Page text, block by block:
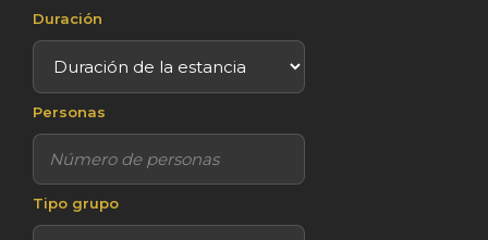
Duración
Personas
Tipo grupo